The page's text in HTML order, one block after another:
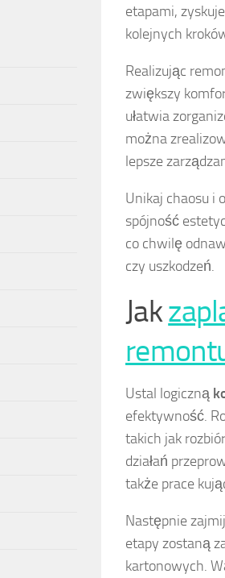
etapami,
kolejnych
Realizując
zwiększy
ułatwia
można
lepsze
Unikaj chaosu i
spójność
co chwilę
czy uszkodzeń.
Jak
Ustal logiczną
efektywność.
takich jak
działań
także prace
Następnie
etapy zostaną
kartonowych.